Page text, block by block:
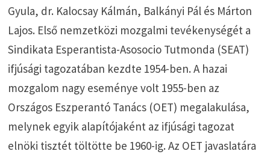
Gyula, dr. Kalocsay Kálmán, Balkányi Pál és Márton
Lajos. Első nemzetközi mozgalmi tevékenységét a
Sindikata Esperantista-Asosocio Tutmonda (SEAT)
ifjúsági tagozatában kezdte 1954-ben. A hazai
mozgalom nagy eseménye volt 1955-ben az
Országos Eszperantó Tanács (OET) megalakulása,
melynek egyik alapítójaként az ifjúsági tagozat
elnöki tisztét töltötte be 1960-ig. Az OET javaslatára